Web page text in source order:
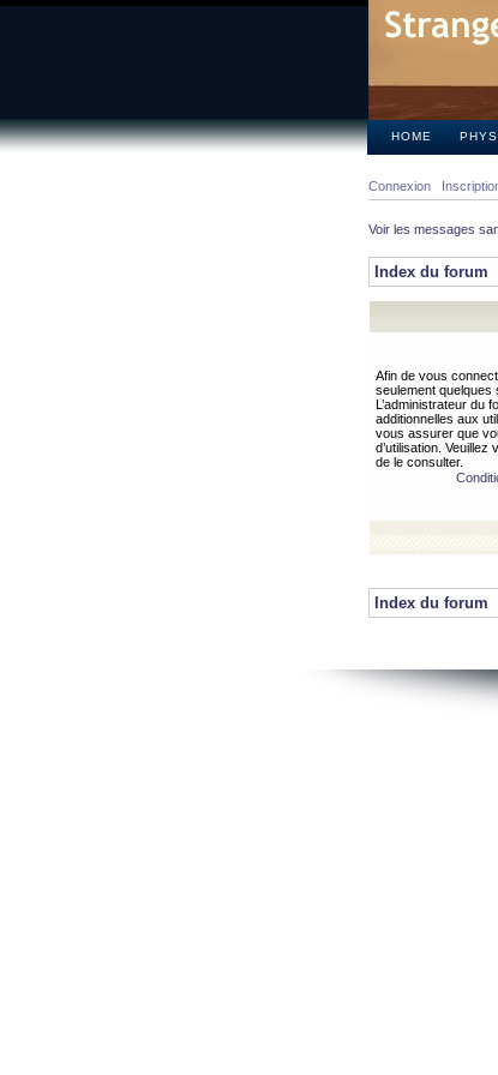
HOME
Connexion
Voir les messages
Index du forum
Afin de vous
seulement quelques
L’administrateur du
additionnelles aux
vous assurer que
d’utilisation.
de le consulter.
Index du forum